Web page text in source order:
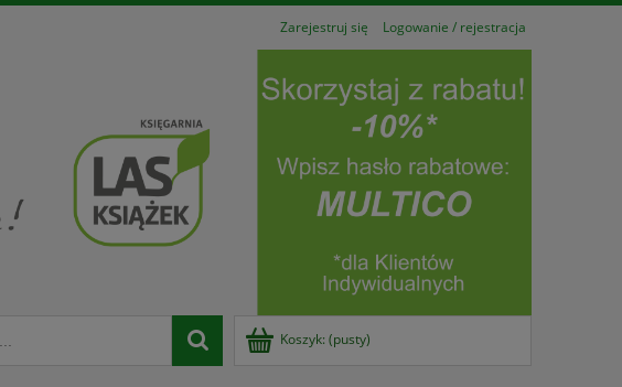
Zarejestruj się Logowanie / rejestracja
Koszyk: (pusty)